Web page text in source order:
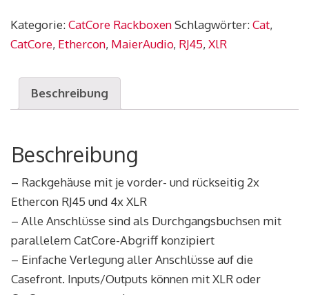
einfach
mit
3M3F
Kategorie:CatCore RackboxenSchlagwörter:Cat,
CatCore, Ethercon, MaierAudio, RJ45, XlR
Beschreibung
Beschreibung
– Rackgehäuse mit je vorder- und rückseitig 2x
Ethercon RJ45 und 4x XLR
– Alle Anschlüsse sind als Durchgangsbuchsen mit
parallelem CatCore-Abgriff konzipiert
– Einfache Verlegung aller Anschlüsse auf die
Casefront. Inputs/Outputs können mit XLR oder